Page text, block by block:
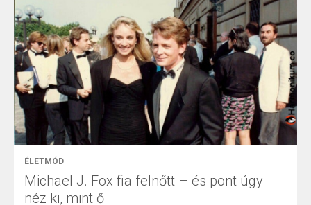
ÉLETMÓD
Michael J. Fox fia felnőtt – és pont úgy
néz ki, mint ő